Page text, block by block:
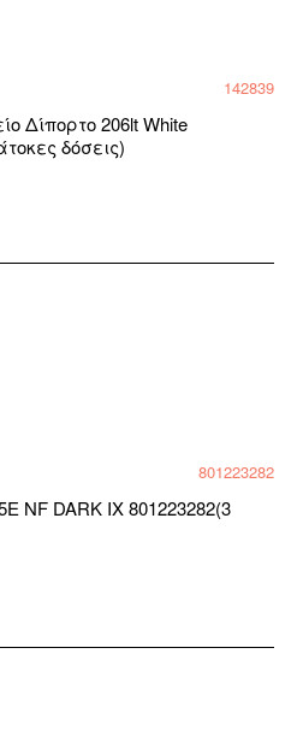
142839
Δίπορτο 206lt White
δόσεις)
801223282
NF DARK IX 801223282(3